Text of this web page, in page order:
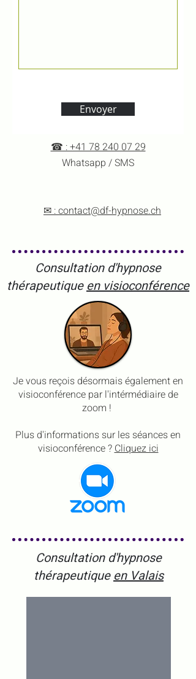
Envoyer
☎ : +41 78 240 07 29
Whatsapp / SMS
✉ : contact@df-hypnose.ch
Consultation d'hypnose
thérapeutiqueen visioconférence
Je vous reçois désormais également en
visioconférence par l'intérmédiaire de
zoom !
Plus d'informations sur les séances en
visioconférence ?Cliquez ici
Consultation d'hypnose
thérapeutiqueen Valais